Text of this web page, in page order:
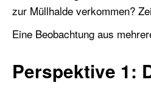
zur Müllhalde verkommen?
Eine Beobachtung aus
Perspektive 1: